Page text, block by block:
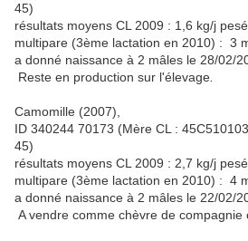
45)
résultats moyens CL 2009 : 1,6 kg/j
multipare (3ème lactation en 2010) : 3
a donné naissance à 2 mâles le 28/02/
Reste en production sur l'élevage
Camomille (2007),
ID 340244 70173 (Mère CL :
45)
résultats moyens CL 2009 : 2,7 kg/j
multipare (3ème lactation en 2010) : 4
a donné naissance à 2 mâles le 22/02/
A vendre comme chèvre de